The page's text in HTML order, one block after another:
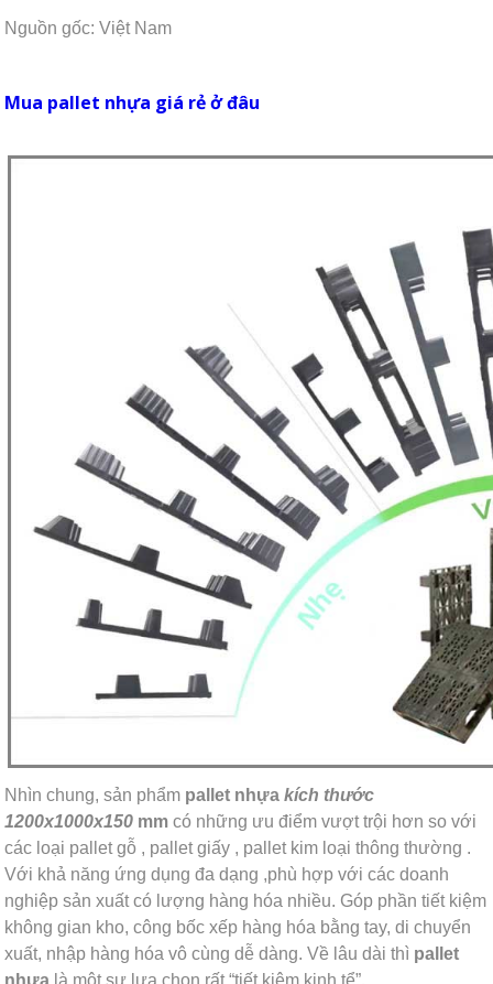
Nguồn gốc: Việt Nam
Mua pallet nhựa giá rẻ ở đâu
Nhìn chung, sản phẩm pallet nhựakích thước
1200x1000x150 mm có những ưu điểm vượt trội hơn so với
các loại pallet gỗ , pallet giấy , pallet kim loại thông thường .
Với khả năng ứng dụng đa dạng ,phù hợp với các doanh
nghiệp sản xuất có lượng hàng hóa nhiều. Góp phần tiết kiệm
không gian kho, công bốc xếp hàng hóa bằng tay, di chuyển
xuất, nhập hàng hóa vô cùng dễ dàng. Về lâu dài thì pallet
nhựa là một sự lựa chọn rất “tiết kiệm kinh tể”.